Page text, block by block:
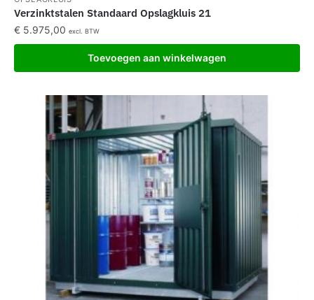
Verzinktstalen Standaard Opslagkluis 21
€ 5.975,00 excl. BTW
Toevoegen aan winkelwagen